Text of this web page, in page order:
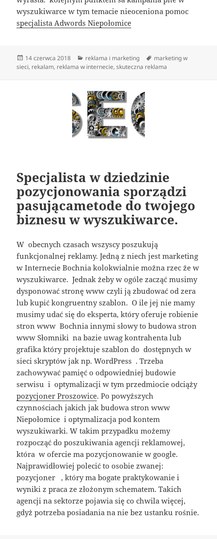
wyszukiwarce w tym temacie nieoceniona pomoc
specjalista Adwords Niepołomice
Data
publikacji
14 czerwca 2018 Kategorie
reklama i marketing Tagi
marketing w
sieci, rekalam, reklama w internecie,skuteczna reklama
Specjalista w dziedzinie
pozycjonowania sporządzi
pasującametode do twojego
biznesu w wyszukiwarce.
W obecnych czasach wszyscy poszukują
funkcjonalnej reklamy. Jedną z niech jest marketing
w Internecie Bochnia kolokwialnie można rzec że w
wyszukiwarce. Jednak żeby w ogóle zacząć musimy
dysponować stronę www czyli ją zbudować od zera
lub kupić kongruentny szablon. O ile jej nie mamy
musimy udać się do eksperta, który oferuje robienie
stron www Bochnia innymi słowy to budowa stron
www Słomniki na bazie uwag kontrahenta lub
grafika który projektuje szablon do dostępnych w
sieci skryptów jak np. WordPress . Trzeba
zachowywać pamięć o odpowiedniej budowie
serwisu i optymalizacji w tym przedmiocie odciąży
pozycjoner Proszowice. Po powyższych
czynnościach jakich jak budowa stron www
Niepołomice i optymalizacja pod kontem
wyszukiwarki. W takim przypadku możemy
rozpocząć do poszukiwania agencji reklamowej,
która w ofercie ma pozycjonowanie w google.
Najprawidłowiej polecić to osobie zwanej:
pozycjoner , który ma bogate praktykowanie i
wyniki z praca ze złożonym schematem. Takich
agencji na sektorze pojawia się co chwila więcej,
gdyż potrzeba posiadania na nie bez ustanku rośnie.